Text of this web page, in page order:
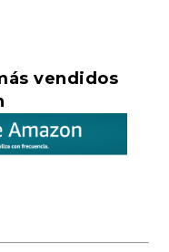
vendidos